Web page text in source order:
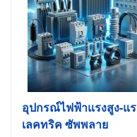
อุปกรณ์ไฟฟ้าแรงสูง-แ
เลคทริค ซัพพลาย